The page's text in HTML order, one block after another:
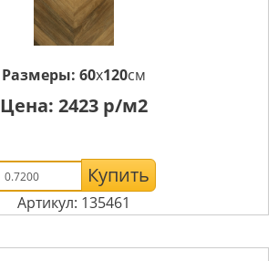
Размеры: 60x120см
Цена: 2423 р/м2
Купить
Артикул: 135461